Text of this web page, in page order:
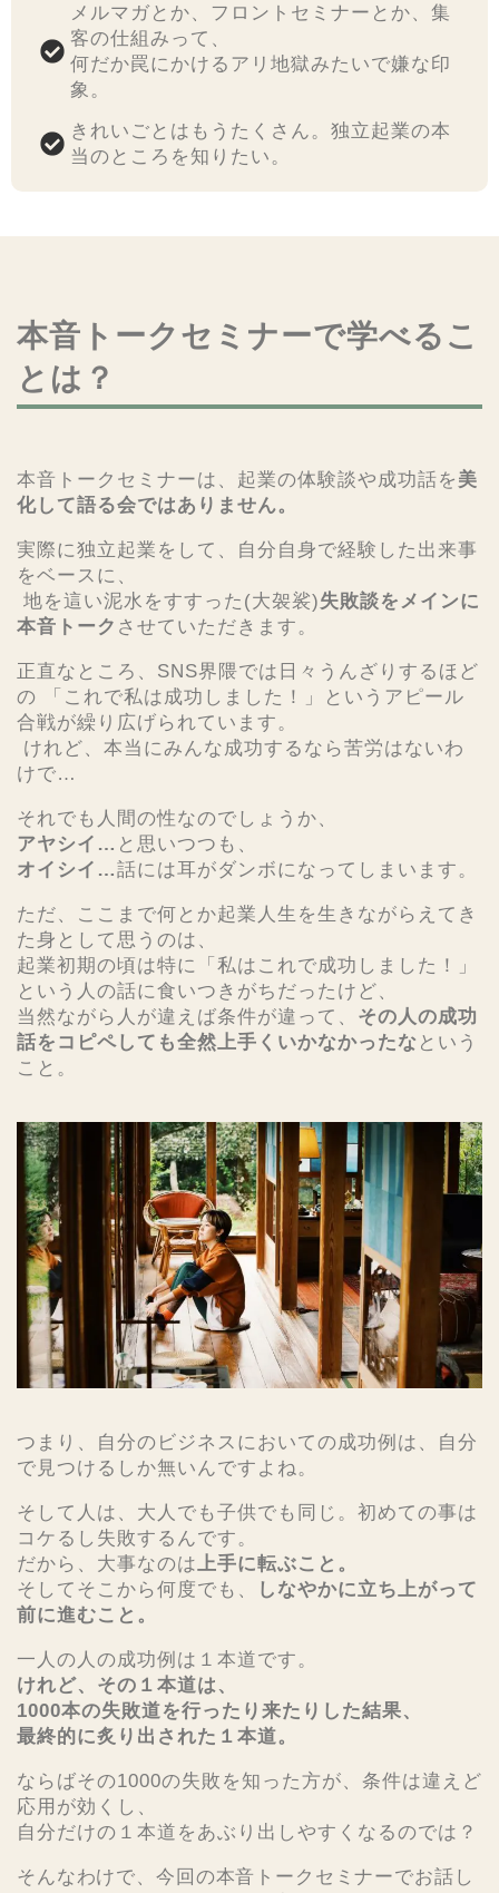
メルマガとか、フロントセミナーとか、集
客の仕組みって、
何だか罠にかけるアリ地獄みたいで嫌な印
象。
きれいごとはもうたくさん。独立起業の本
当のところを知りたい。
本音トークセミナーで学べるこ
とは？
本音トークセミナーは、起業の体験談や成功話を 美
化して語る会ではありません。
実際に独立起業をして、自分自身で経験した出来事
をベースに、
地を這い泥水をすすった(大袈裟)失敗談をメインに
本音トーク させていただきます。
正直なところ、SNS界隈では日々うんざりするほど
の 「これで私は成功しました！」というアピール
合戦が繰り広げられています。
けれど、本当にみんな成功するなら苦労はないわ
けで…
それでも人間の性なのでしょうか、
アヤシイ… と思いつつも、
オイシイ…話には耳がダンボになってしまいます。
ただ、ここまで何とか起業人生を生きながらえてき
た身として思うのは、
起業初期の頃は特に「私はこれで成功しました！」
という人の話に食いつきがちだったけど、
当然ながら人が違えば条件が違って、 その人の成功
話をコピペしても全然上手くいかなかったな という
こと。
つまり、自分のビジネスにおいての成功例は、自分
で見つけるしか無いんですよね。
そして人は、大人でも子供でも同じ。初めての事は
コケるし失敗するんです。
だから、大事なのは 上手に転ぶこと。
そしてそこから何度でも、
しなやかに立ち上がって
前に進むこと。
一人の人の成功例は１本道です。
けれど、その１本道は、
1000本の失敗道を行ったり来たりした結果、
最終的に炙り出された１本道。
ならばその1000の失敗を知った方が、条件は違えど
応用が効くし、
自分だけの１本道をあぶり出しやすくなるのでは？
そんなわけで、今回の本音トークセミナーでお話し